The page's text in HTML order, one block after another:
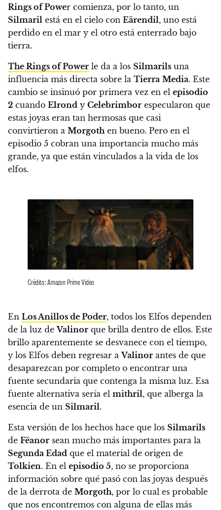
Rings of Power comienza, por lo tanto, un
Silmaril está en el cielo con Eärendil, uno está
perdido en el mar y el otro está enterrado bajo
tierra.
The Rings of Power le da a los Silmarils una
influencia más directa sobre la Tierra Media. Este
cambio se insinuó por primera vez en el episodio
2 cuando Elrond y Celebrimbor especularon que
estas joyas eran tan hermosas que casi
convirtieron a Morgothen bueno. Pero en el
episodio 5 cobran una importancia mucho más
grande, ya que están vinculados a la vida de los
elfos.
Crédito: Amazon Prime Video
En Los Anillos de Poder, todos los Elfos dependen
de la luz deValinor que brilla dentro de ellos. Este
brillo aparentemente se desvanece con el tiempo,
y los Elfos deben regresar aValinor antes de que
desaparezcan por completo o encontrar una
fuente secundaria que contenga la misma luz. Esa
fuente alternativa sería el mithril, que alberga la
esencia de un Silmaril.
Esta versión de los hechos hace que los Silmarils
de Fëanor sean mucho más importantes para la
Segunda Edad que el material de origen de
Tolkien. En el episodio 5, no se proporciona
información sobre qué pasó con las joyas después
de la derrota de Morgoth, por lo cual es probable
que nos encontremos con alguna de ellas más